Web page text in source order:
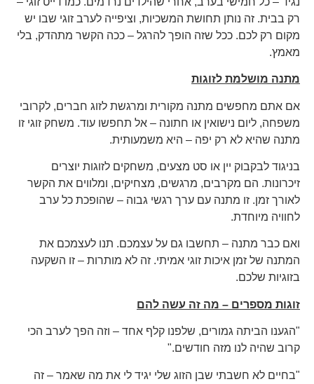
רק בבית. זה נותן תחושת המשכיות, וציפייה לערב זוגי שבו יש
מקום רק לכם. ככל שזה הופך להרגל – ככה הקשר מתהדק, בלי
מאמץ.
מתנה מושלמת לזוגות
אם אתם מחפשים מתנה מקורית ומרגשת לזוג חברים, לקרובי
משפחה, ליום נישואין או חתונה – אל תחפשו עוד. משחק זוגי זו
מתנה שהיא לא רק יפה – היא משמעותית.
בניגוד לבקבוק יין או סט מצעים, משחקים לזוגות יוצרים
זיכרונות. הם מקרבים, מרגשים, מצחיקים, ומלווים את הקשר
לאורך זמן. זו מתנה עם ערך רגשי גבוה – שהופכת כל ערב
לחוויה מיוחדת.
ואם כבר מתנה – תחשבו גם על עצמכם. תנו לעצמכם את
המתנה של זמן איכות זוגי אמיתי. זה לא מותרות – זו השקעה
בזוגיות שלכם.
זוגות מספרים – מה זה עשה להם
"הגענו הביתה גמורים, שלפנו קלף אחד – וזה הפך לערב הכי
קרוב שהיה לנו מזה חודשים."
"בחיים לא חשבתי שבן הזוג שלי יגיד לי את מה שאמר – זה